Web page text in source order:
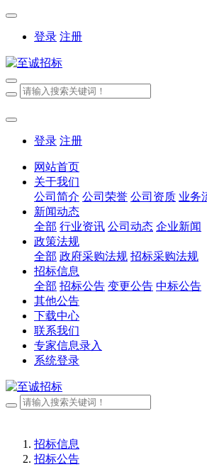
登录 注册
登录 注册
网站首页
关于我们
公司简介 公司荣誉 公司资质 业务
新闻动态
全部 行业资讯 公司动态 企业新闻
政策法规
全部 政府采购法规 招标采购法规
招标信息
全部 招标公告 变更公告 中标公告
其他公告
下载中心
联系我们
专家信息录入
系统登录
招标信息
招标公告